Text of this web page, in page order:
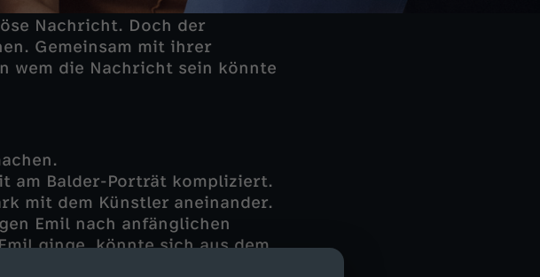
Nachricht. Doch der
Gemeinsam mit ihrer
wem die Nachricht sein könnte
am Balder-Porträt kompliziert.
mit dem Künstler aneinander.
Emil nach anfänglichen
ginge, könnte sich aus dem
Aber Norahs Kopf ist ganz